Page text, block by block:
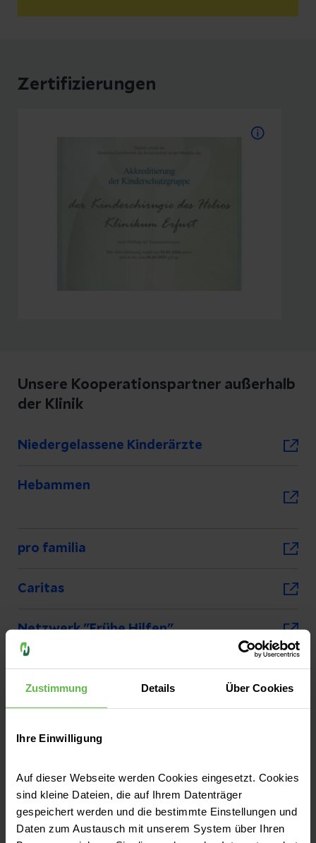
Zustimmung Details Über Cookies
Ihre Einwilligung
Auf dieser Webseite werden Cookies eingesetzt. Cookies
sind kleine Dateien, die auf Ihrem Datenträger
gespeichert werden und die bestimmte Einstellungen und
Daten zum Austausch mit unserem System über Ihren
Zertifizierungen
Kinderschutzgruppe
Unsere Kinderschutzgruppe ist von
Unsere Kooperationspartner außerhalb
der Klinik
Niedergelassene Kinderärzte
Hebammen
pro familia
Caritas
Netzwerk "Frühe Hilfen"
Jugendamt Erfurt
donum vitae